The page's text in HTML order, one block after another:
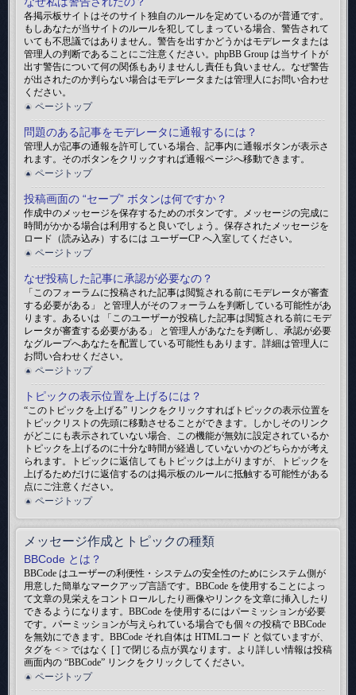
各掲示板サイトはそのサイト独自のルールを定めているのが普通です。
もしあなたが当サイトのルールを犯してしまっている場合、警告されて
いても不思議ではありません。警告を出すかどうかはモデレータまたは
管理人の判断であることにご注意ください。phpBB Group は当サイトが
出す警告について何の関係もありませんし責任も負いません。なぜ警告
が出されたのか判らない場合はモデレータまたは管理人にお問い合わせ
ください。
ページトップ
問題のある記事をモデレータに通報するには？
管理人が記事の通報を許可している場合、記事内に通報ボタンが表示さ
れます。そのボタンをクリックすれば通報ページへ移動できます。
ページトップ
投稿画面の “セーブ” ボタンは何ですか？
作成中のメッセージを保存するためのボタンです。メッセージの完成に
時間がかかる場合は利用すると良いでしょう。保存されたメッセージを
ロード（読み込み）するには ユーザーCP へ入室してください。
ページトップ
なぜ投稿した記事に承認が必要なの？
「このフォーラムに投稿された記事は閲覧される前にモデレータが審査
する必要がある」 と管理人がそのフォーラムを判断している可能性があ
ります。あるいは 「このユーザーが投稿した記事は閲覧される前にモデ
レータが審査する必要がある」 と管理人があなたを判断し、承認が必要
なグループへあなたを配置している可能性もあります。詳細は管理人に
お問い合わせください。
ページトップ
トピックの表示位置を上げるには？
“このトピックを上げる” リンクをクリックすればトピックの表示位置を
トピックリストの先頭に移動させることができます。しかしそのリンク
がどこにも表示されていない場合、この機能が無効に設定されているか
トピックを上げるのに十分な時間が経過していないかのどちらかが考え
られます。トピックに返信してもトピックは上がりますが、トピックを
上げるためだけに返信するのは掲示板のルールに抵触する可能性がある
点にご注意ください。
ページトップ
メッセージ作成とトピックの種類
BBCode とは？
BBCode はユーザーの利便性・システムの安全性のためにシステム側が
用意した簡単なマークアップ言語です。BBCode を使用することによっ
て文章の見栄えをコントロールしたり画像やリンクを文章に挿入したり
できるようになります。BBCode を使用するにはパーミッションが必要
です。パーミッションが与えられている場合でも個々の投稿で BBCode
を無効にできます。BBCode それ自体は HTMLコード と似ていますが、
タグを < > ではなく [ ] で閉じる点が異なります。より詳しい情報は投稿
画面内の “BBCode” リンクをクリックしてください。
ページトップ